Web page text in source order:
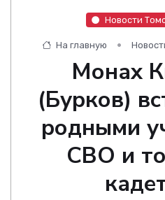
Новости
На главную
Монах
(Бурков)
родными
СВО и